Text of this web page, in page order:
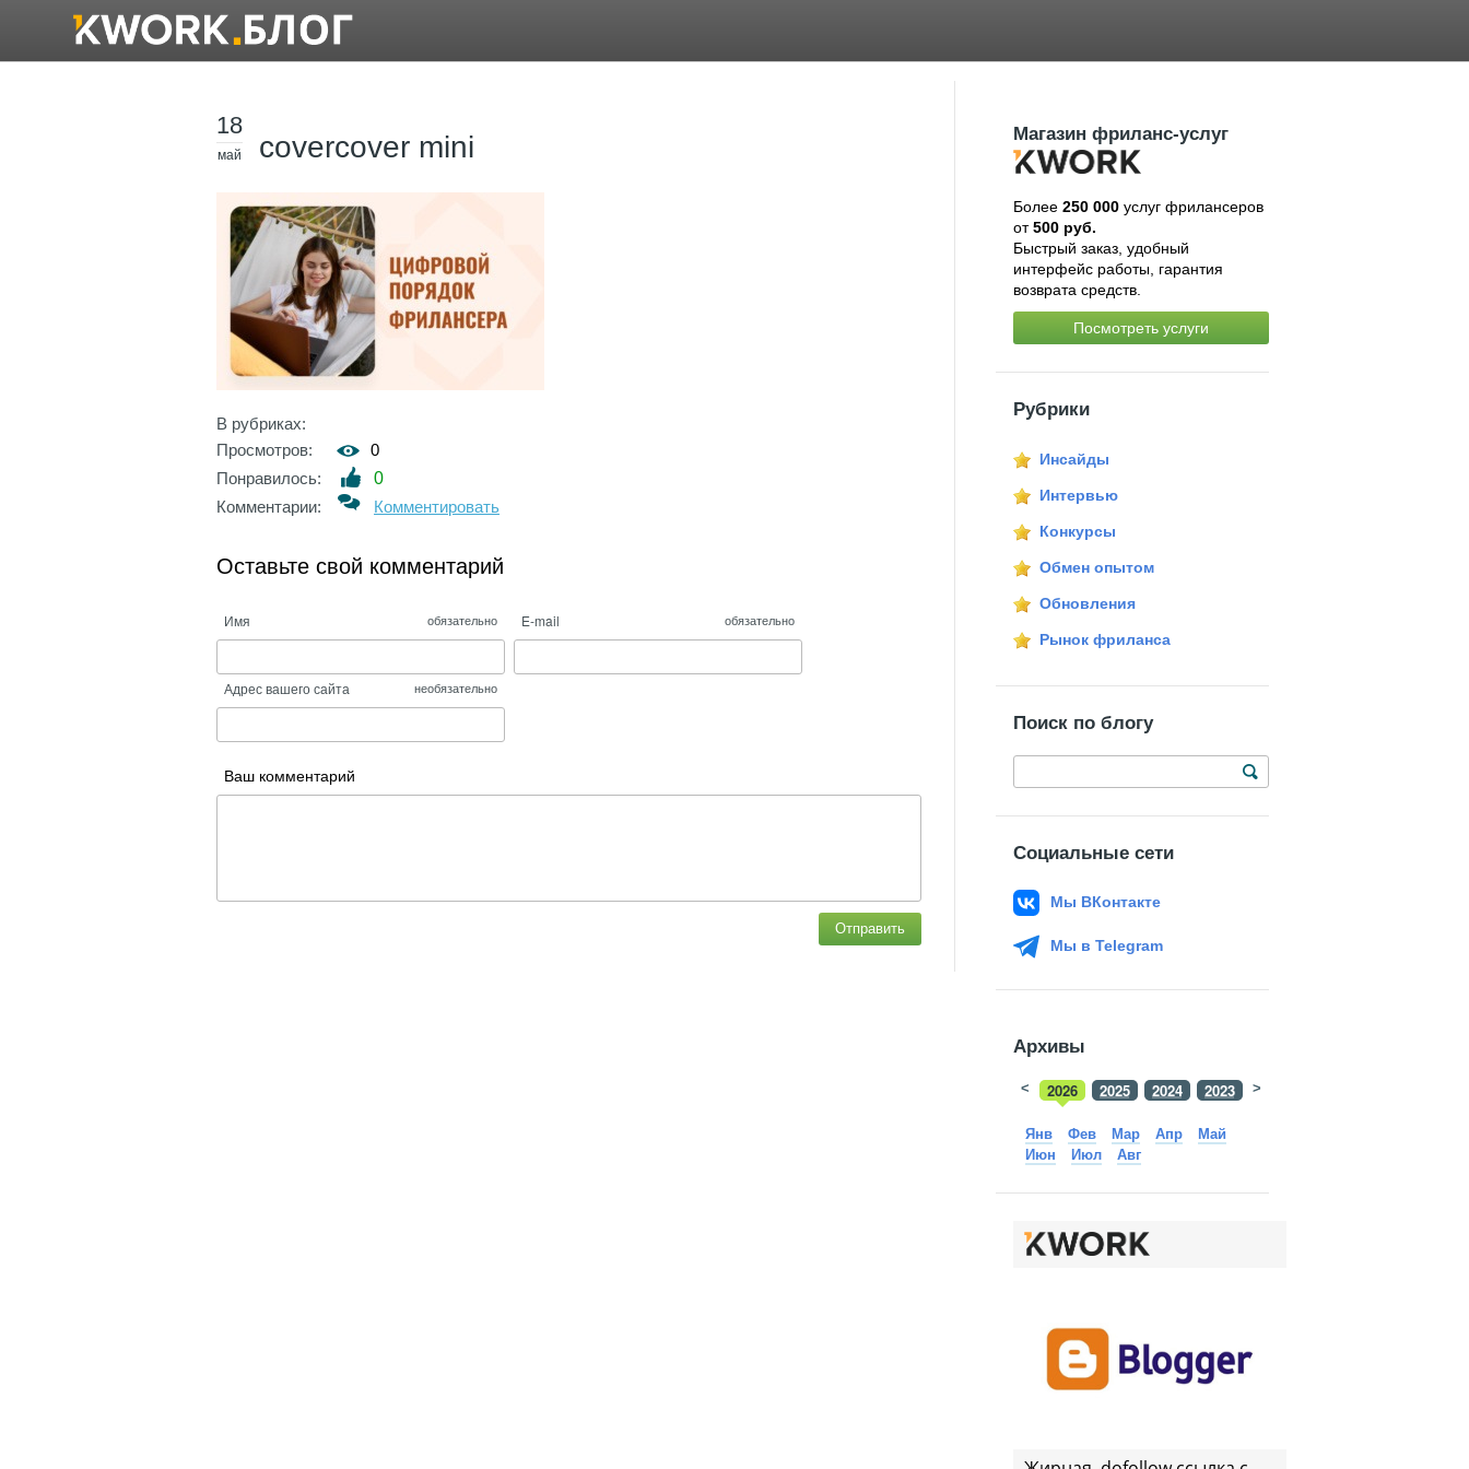
18
май covercover mini
В рубриках:
Просмотров:
0
Понравилось:
0
Комментарии:
Комментировать
Оставьте свой комментарий
Имя обязательно E-mail обязательно
Адрес вашего сайта необязательно
Ваш комментарий
Отправить
Магазин фриланс-услуг
Более 250 000услуг фрилансеров
от500 руб.
Быстрый заказ, удобный
интерфейс работы, гарантия
возврата средств.
Посмотреть услуги
Рубрики
Инсайды
Интервью
Конкурсы
Обмен опытом
Обновления
Рынок фриланса
Поиск по блогу
Социальные сети
Мы ВКонтакте
Мы в Telegram
Архивы
2026 2025 2024 2023 2022
< >
Янв Фев Мар Апр
Май
Июн
Июл Авг